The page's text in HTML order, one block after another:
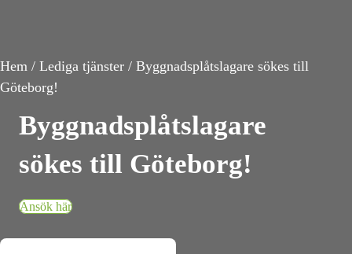
Hem / Lediga tjänster / Byggnadsplåtslagare sökes till
Göteborg!
Byggnadsplåtslagare
sökes till Göteborg!
Ansök här